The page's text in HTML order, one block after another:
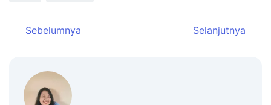
Sebelumnya Selanjutnya